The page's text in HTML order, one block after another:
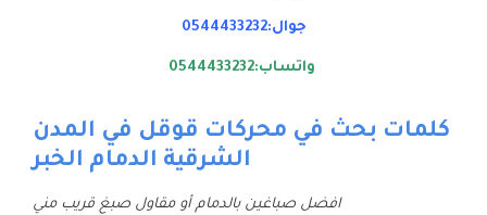
جوال:0544433232
واتساب:0544433232
كلمات بحث في محركات قوقل في المدن
الشرقية الدمام الخبر
افضل صباغين بالدمام أو مقاول صبغ قريب مني